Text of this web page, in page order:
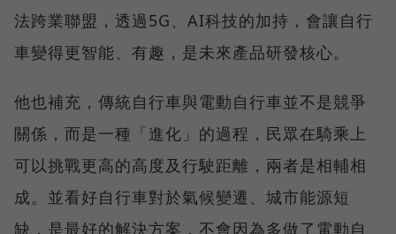
法跨業聯盟，透過5G、AI科技的加持，會讓自行
車變得更智能、有趣，是未來產品研發核心。
他也補充，傳統自行車與電動自行車並不是競爭
關係，而是一種「進化」的過程，民眾在騎乘上
可以挑戰更高的高度及行駛距離，兩者是相輔相
成。並看好自行車對於氣候變遷、城市能源短
缺，是最好的解決方案，不會因為多做了電動自